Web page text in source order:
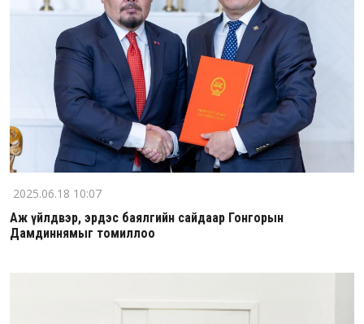
2025.06.18 10:07
Аж үйлдвэр, эрдэс баялгийн сайдаар Гонгорын
Дамдиннямыг томиллоо